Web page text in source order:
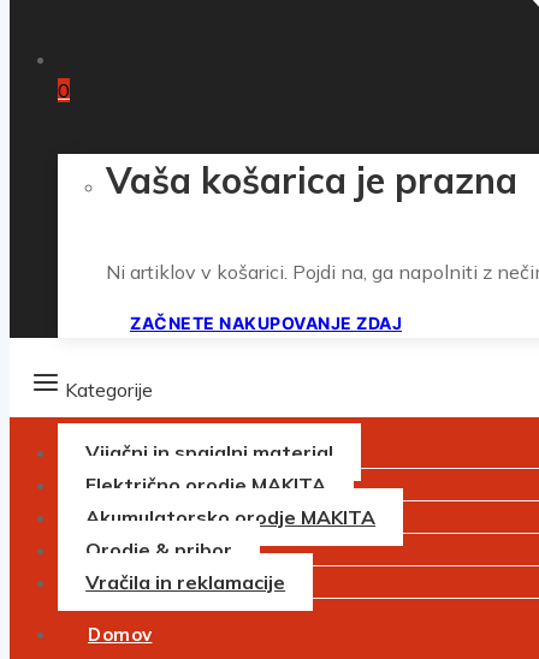
0
Vaša košarica je prazna
Ni artiklov v košarici. Pojdi na, ga napolniti z
ZAČNETE NAKUPOVANJE ZDAJ
Kategorije
Vijačni in spajalni material
Električno orodje MAKITA
Akumulatorsko orodje MAKITA
Orodje & pribor
Vračila in reklamacije
Domov